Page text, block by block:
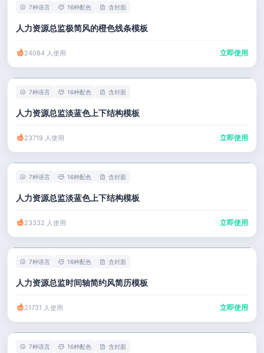
7种语言 16种配色 含封面
人力资源总监极简风的橙色线条模板
24084 人使用 立即使用
7种语言 16种配色 含封面
人力资源总监淡蓝色上下结构模板
23719 人使用 立即使用
7种语言 16种配色 含封面
人力资源总监淡蓝色上下结构模板
23332 人使用 立即使用
7种语言 16种配色 含封面
人力资源总监时间轴简约风简历模板
21731 人使用 立即使用
7种语言 16种配色 含封面